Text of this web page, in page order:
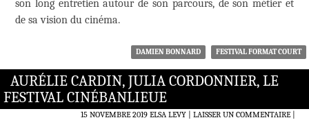
son long entretien autour de son parcours, de son métier et
de sa vision du cinéma.
DAMIEN BONNARD FESTIVAL FORMAT COURT
AURÉLIE CARDIN, JULIA CORDONNIER, LE
FESTIVAL CINÉBANLIEUE
15 NOVEMBRE 2019 ELSA LEVY LAISSER UN COMMENTAIRE|